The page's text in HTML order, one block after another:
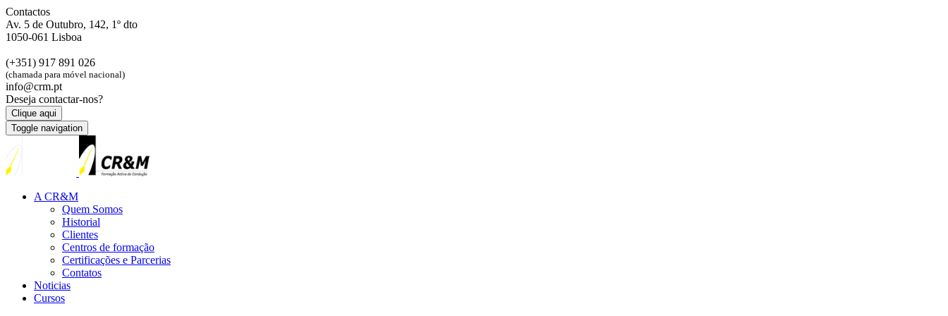
Contactos
Av. 5 de Outubro, 142, 1º dto
1050-061 Lisboa
(+351) 917 891 026
(chamada para móvel nacional)
info@crm.pt
Deseja contactar-nos?
Clique aqui
Toggle navigation
A CR&M
Quem Somos
Historial
Clientes
Centros de formação
Certificações e Parcerias
Contatos
Noticias
Cursos